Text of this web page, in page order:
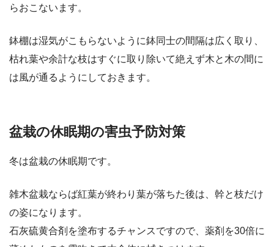
らおこないます。
鉢棚は湿気がこもらないように鉢同士の間隔は広く取り、
枯れ葉や余計な枝はすぐに取り除いて絶えず木と木の間に
は風が通るようにしておきます。
盆栽の休眠期の害虫予防対策
冬は盆栽の休眠期です。
雑木盆栽ならば紅葉が終わり葉が落ちた後は、幹と枝だけ
の姿になります。
石灰硫黄合剤を塗布するチャンスですので、薬剤を30倍に